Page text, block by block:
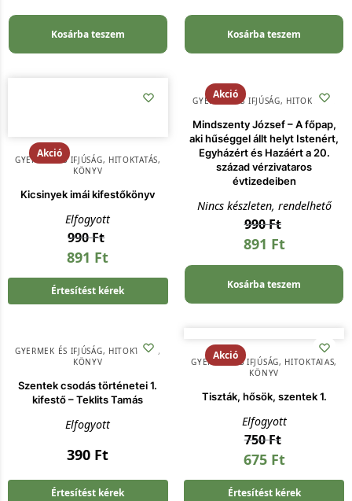
Kosárba teszem Kosárba teszem
Akció
GYERMEK ÉS IFJÚSÁG, HITOKTATÁS,
KÖNYV
Kicsinyek imái kifestőkönyv
Elfogyott
990Ft
891 Ft
Értesítést kérek
Akció
GYERMEK ÉS IFJÚSÁG, HITOKTATÁS
Mindszenty József – A főpap,
aki hűséggel állt helyt Istenért,
Egyházért és Hazáért a 20.
század vérzivataros
évtizedeiben
Nincs készleten, rendelhető
990Ft
891 Ft
Kosárba teszem
GYERMEK ÉS IFJÚSÁG, HITOKTATÁS ,
KÖNYV
Szentek csodás történetei 1.
kifestő – Teklits Tamás
Elfogyott
390 Ft
Értesítést kérek
Akció
GYERMEK ÉS IFJÚSÁG, HITOKTATÁS,
KÖNYV
Tiszták, hősök, szentek 1.
Elfogyott
750Ft
675 Ft
Értesítést kérek